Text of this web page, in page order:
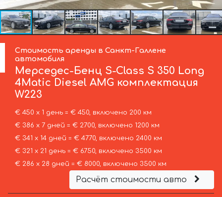
Стоимость аренды в Санкт-Галлене
автомобиля
Мерседес-Бенц S-Class S 350 Long
4Matic Diesel AMG комплектация
W223
€ 450 х 1 день = € 450, включено 200 км
€ 386 х 7 дней = € 2700, включено 1200 км
€ 341 х 14 дней = € 4770, включено 2400 км
€ 321 х 21 день = € 6750, включено 3500 км
€ 286 х 28 дней = € 8000, включено 3500 км
Расчёт стоимости авто